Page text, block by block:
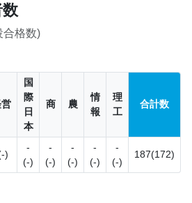
合格数)
国
際
日
本
商 農
情
報
理
工
合計数
)
-
(-)
-
(-)
-
(-)
-
(-)
-
(-)
187(172)